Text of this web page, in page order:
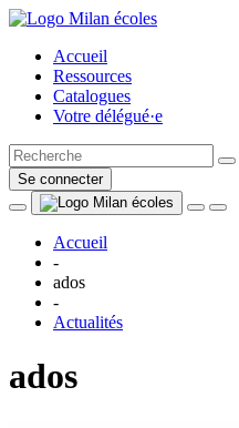
Accueil
Ressources
Catalogues
Votre délégué·e
Se connecter
Accueil
-
ados
-
Actualités
ados